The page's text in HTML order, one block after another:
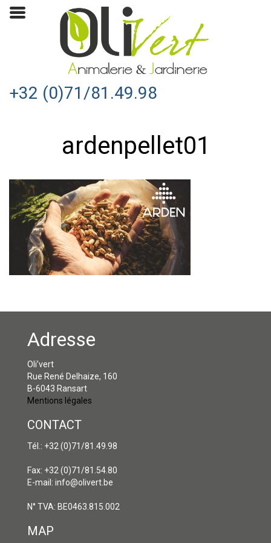
+32 (0)71/81.49.98
ardenpellet01
Adresse
Oli’vert
Rue René Delhaize, 160
B-6043 Ransart
Mentions légales
CONTACT
Tél.: +32 (0)71/81.49.98
Fax: +32 (0)71/81.54.80
E-mail: info@olivert.be
N° TVA: BE0463.815.002
MAP